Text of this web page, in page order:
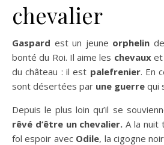
chevalier
Gaspard est un jeune orphelin
bonté du Roi. Il aime les chevauxet
du château : il est palefrenier. En
sont désertées par une guerre qui
Depuis le plus loin qu’il se
rêvé d’être un chevalier.A la nuit
fol espoir avec Odile, la cigogne